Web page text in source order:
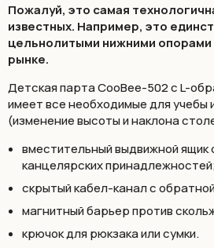
Пожалуй, это самая
известных. Например, это
цельнолитыми нижними опорами
рынке.
Детская парта CooBee-502 с L-
имеет все необходимые для учебы
(изменение высоты и наклона
вместительный выдвижной ящик
канцелярских
скрытый кабел-канал с
магнитный барьер против
крючок для рюкзака или сумки.